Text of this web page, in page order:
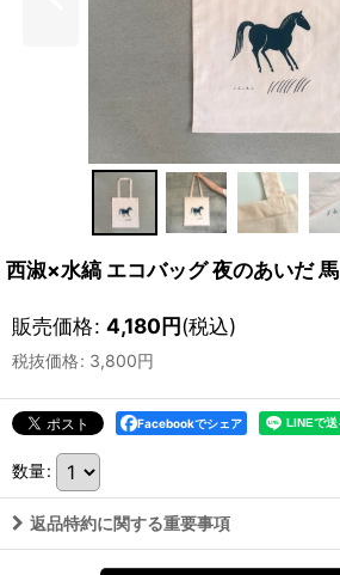
西淑×水縞 エコバッグ 夜のあいだ 馬
販売価格: 4,180円(税込)
税抜価格: 3,800円
Facebookでシェア
数量:
返品特約に関する重要事項